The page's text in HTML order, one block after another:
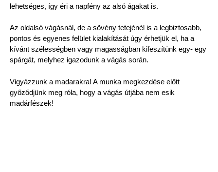
lehetséges, így éri a napfény az alsó ágakat is.
Az oldalsó vágásnál, de a sövény tetejénél is a legbiztosabb,
pontos és egyenes felület kialakítását úgy érhetjük el, ha a
kívánt szélességben vagy magasságban kifeszítünk egy- egy
spárgát, melyhez igazodunk a vágás során.
Vigyázzunk a madarakra! A munka megkezdése előtt
győződjünk meg róla, hogy a vágás útjába nem esik
madárfészek!